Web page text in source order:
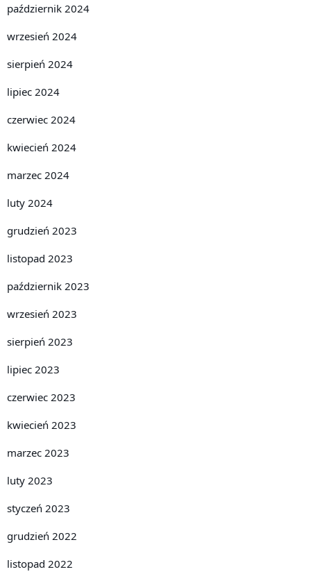
październik 2024
wrzesień 2024
sierpień 2024
lipiec 2024
czerwiec 2024
kwiecień 2024
marzec 2024
luty 2024
grudzień 2023
listopad 2023
październik 2023
wrzesień 2023
sierpień 2023
lipiec 2023
czerwiec 2023
kwiecień 2023
marzec 2023
luty 2023
styczeń 2023
grudzień 2022
listopad 2022